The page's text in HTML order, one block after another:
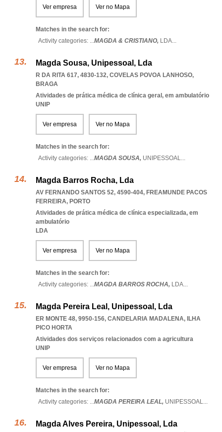
Ver empresa Ver no Mapa
Matches in the search for:
Activity categories: ...MAGDA & CRISTIANO, LDA...
Magda Sousa, Unipessoal, Lda
R DA RITA 617, 4830-132, COVELAS POVOA LANHOSO,
BRAGA
Atividades de prática médica de clínica geral, em ambulatório
UNIP
Ver empresa Ver no Mapa
Matches in the search for:
Activity categories: ...MAGDA SOUSA, UNIPESSOAL...
Magda Barros Rocha, Lda
AV FERNANDO SANTOS 52, 4590-404, FREAMUNDE PACOS
FERREIRA, PORTO
Atividades de prática médica de clínica especializada, em
ambulatório
LDA
Ver empresa Ver no Mapa
Matches in the search for:
Activity categories: ...MAGDA BARROS ROCHA, LDA...
Magda Pereira Leal, Unipessoal, Lda
ER MONTE 48, 9950-156, CANDELARIA MADALENA, ILHA
PICO HORTA
Atividades dos serviços relacionados com a agricultura
UNIP
Ver empresa Ver no Mapa
Matches in the search for:
Activity categories: ...MAGDA PEREIRA LEAL, UNIPESSOAL...
Magda Alves Pereira, Unipessoal, Lda